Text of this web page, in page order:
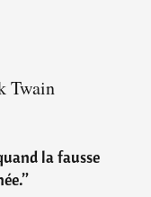
Twain
la fausse
”